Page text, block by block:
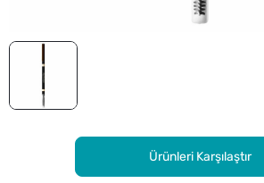
Ürünleri Karşılaştır